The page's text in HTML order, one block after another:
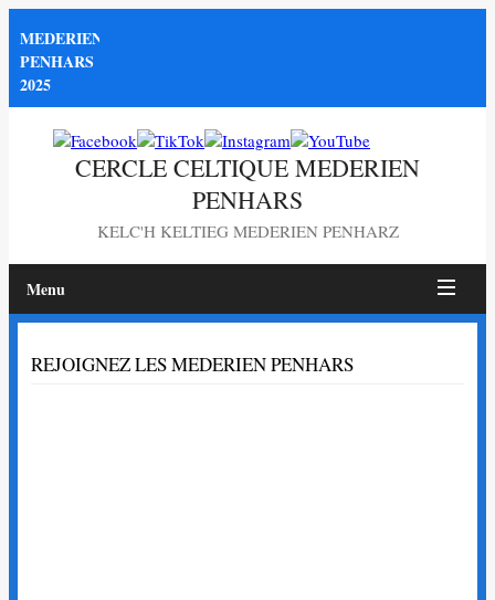
MEDERIEN
PENHARS
2025
CERCLE CELTIQUE MEDERIEN
PENHARS
KELC'H KELTIEG MEDERIEN PENHARZ
Menu
REJOIGNEZ LES MEDERIEN PENHARS
Page